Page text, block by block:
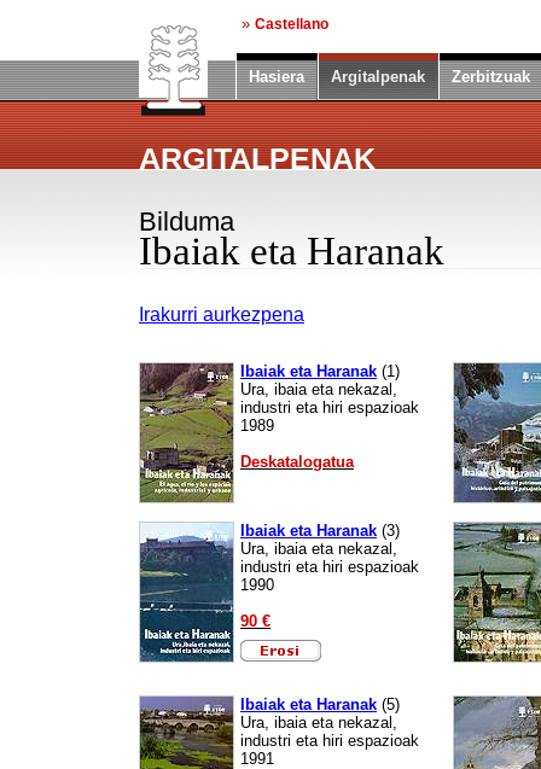
» Castellano
Hasiera Argitalpenak Zerbitzuak
ARGITALPENAK
Bilduma
Ibaiak eta Haranak
Irakurri aurkezpena
Ibaiak eta Haranak (1)
Ura, ibaia eta nekazal,
industri eta hiri espazioak
1989
Deskatalogatua
Ibaiak eta Haranak (3)
Ura, ibaia eta nekazal,
industri eta hiri espazioak
1990
90 €
Ibaiak eta Haranak (5)
Ura, ibaia eta nekazal,
industri eta hiri espazioak
1991